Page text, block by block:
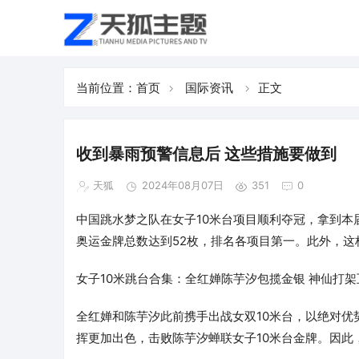
当前位置： 首页 国际资讯 正文
收到暴雨预警信息后 这些措施要做到
天狐 2024年08月07日 351 0
中国跳水梦之队在女子10米台项目顺利夺冠，拿到
奥运金牌总数达到52枚，排名各项目第一。此外，
女子10米跳台合集：全红婵陈芋汐包揽金银 神仙打
全红婵和陈芋汐此前携手出战女双10米台，以绝对
挥更加出色，击败陈芋汐蝉联女子10米台金牌。因